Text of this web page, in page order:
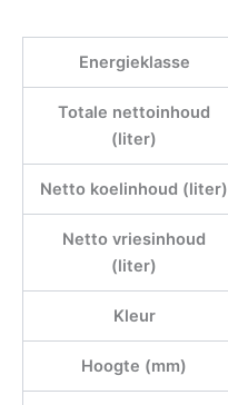
Energieklasse
Totale nettoinhoud
(liter)
Netto koelinhoud (liter)
Netto vriesinhoud
(liter)
Kleur
Hoogte (mm)